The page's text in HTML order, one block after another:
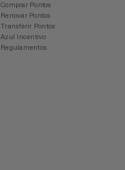
Comprar Pontos
Renovar Pontos
Transferir Pontos
Azul Incentivo
Regulamentos